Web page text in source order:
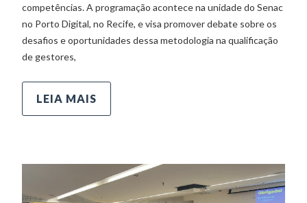
competências. A programação acontece na unidade do Senac
no Porto Digital, no Recife, e visa promover debate sobre os
desafios e oportunidades dessa metodologia na qualificação
de gestores,
LEIA MAIS